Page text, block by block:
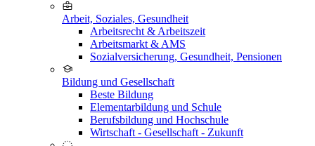
Arbeit, Soziales, Gesundheit
Arbeitsrecht & Arbeitszeit
Arbeitsmarkt & AMS
Sozialversicherung, Gesundheit, Pensionen
Bildung und Gesellschaft
Beste Bildung
Elementarbildung und Schule
Berufsbildung und Hochschule
Wirtschaft - Gesellschaft - Zukunft